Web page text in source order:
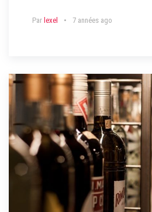
Par lexel 7 années ago